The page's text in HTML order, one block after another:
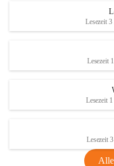
Maßnahmen zur
Rebe und der
Anhang VBl. EU Nr.
1 Seite•1,4 MB
VBl. EU Nr. 18_2026
Lesezeit
Lesezeit
Lesezeit
Lesezeit